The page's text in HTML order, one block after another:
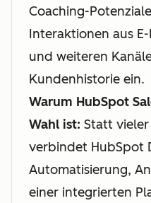
Coaching-
Interaktionen aus
und weiteren
Kundenhistorie ein.
Warum HubSpot
Wahl ist: Statt
verbindet HubSpot
Automatisierung,
einer integrierten